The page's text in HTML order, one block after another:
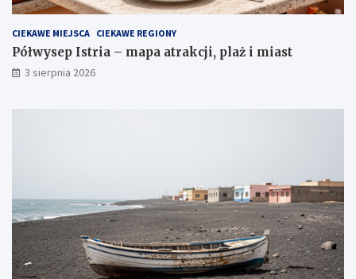
CIEKAWE MIEJSCA CIEKAWE REGIONY
Półwysep Istria – mapa atrakcji, plaż i miast
3 sierpnia 2026